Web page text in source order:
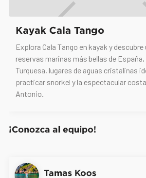
Kayak Cala Tango
Explora Cala Tango en kayak y descubre
reservas marinas más bellas de España,
Turquesa, lugares de aguas cristalinas
practicar snorkel y la espectacular costa
Antonio.
¡Conozca al equipo!
Tamas Koos